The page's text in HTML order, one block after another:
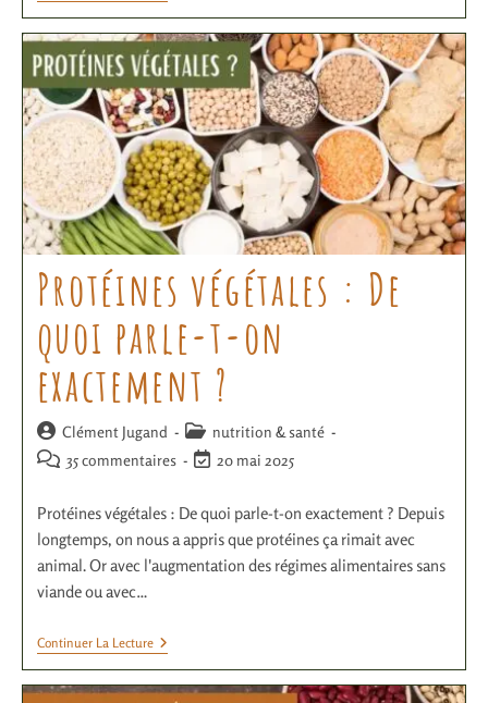
Protéines végétales : De
quoi parle-t-on
exactement ?
Clément Jugand
nutrition & santé
35 commentaires
20 mai 2025
Protéines végétales : De quoi parle-t-on exactement ? Depuis
longtemps, on nous a appris que protéines ça rimait avec
animal. Or avec l'augmentation des régimes alimentaires sans
viande ou avec…
Continuer La Lecture